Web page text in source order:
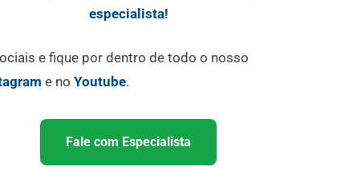
especialista!
e fique por dentro de todo o nosso
e no Youtube.
Fale com Especialista